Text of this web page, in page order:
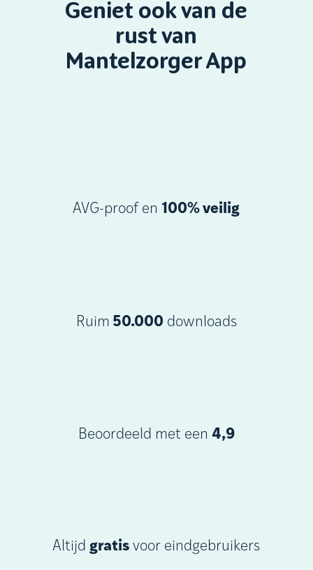
Geniet ook van de
rust van
Mantelzorger App
AVG-proof en 100% veilig
Ruim 50.000downloads
Beoordeeld met een 4,9
Altijd gratis voor eindgebruikers